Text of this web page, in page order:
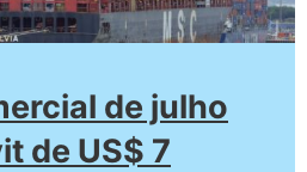
de julho
de US$ 7